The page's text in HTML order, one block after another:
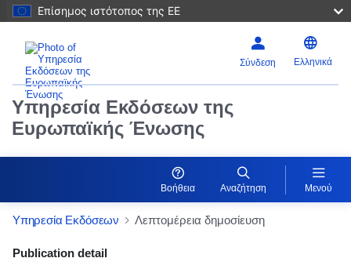
Επίσημος ιστότοπος της ΕΕ
Σύνδεση Ελληνικά
Υπηρεσία Εκδόσεων της
Ευρωπαϊκής Ένωσης
Βοήθεια Αναζήτηση Μενού
Υπηρεσία Εκδόσεων Λεπτομέρεια δημοσίευση
Publication Detail Actions Portlet
Publication detail